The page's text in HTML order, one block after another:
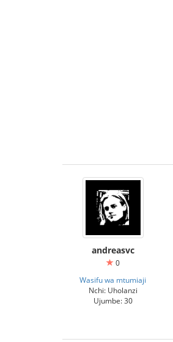
andreasvc
0
Wasifu wa mtumiaji
Nchi: Uholanzi
Ujumbe: 30